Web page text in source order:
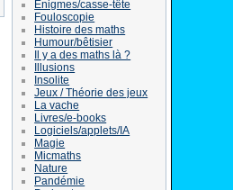
Enigmes/casse-tête
Fouloscopie
Histoire des maths
Humour/bêtisier
Il y a des maths là ?
Illusions
Insolite
Jeux / Théorie des jeux
La vache
Livres/e-books
Logiciels/applets/IA
Magie
Micmaths
Nature
Pandémie